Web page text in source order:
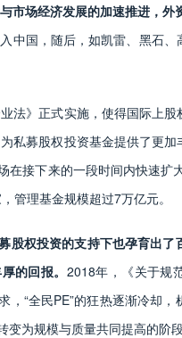
市场经济发展的加速推进，外
中国，随后，如凯雷、黑石
法》正式实施，使得国际上
私募股权投资基金提供了更
在接下来的一段时间内快速
管理基金规模超过7万亿元。
股权投资的支持下也孕育出
的回报。 2018年，《关于规
，“全民PE”的狂热逐渐冷却
为规模与质量共同提高的阶段